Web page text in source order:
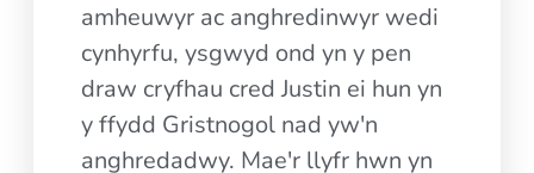
amheuwyr ac anghredinwyr wedi
cynhyrfu, ysgwyd ond yn y pen
draw cryfhau cred Justin ei hun yn
y ffydd Gristnogol nad yw'n
anghredadwy. Mae'r llyfr hwn yn